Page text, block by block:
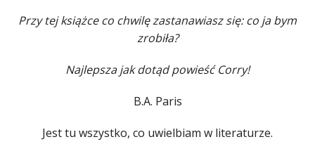
Przy tej książce co chwilę zastanawiasz się: co ja bym
zrobiła?
Najlepsza jak dotąd powieść Corry!
B.A. Paris
Jest tu wszystko, co uwielbiam w literaturze.